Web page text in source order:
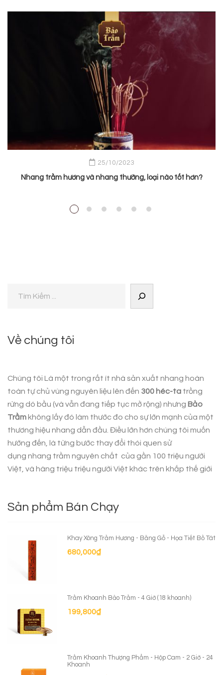
25/10/2023
Nhang trầm hương và nhang thường, loại nào tốt hơn?
Về chúng tôi
Chúng tôi Là một trong rất ít nhà sản xuất nhang hoàn
toàn tự chủ vùng nguyên liệu lên đến 300 héc-ta trồng
rừng dó bầu (và vẫn đang tiếp tục mở rộng) nhưng Bảo
Trầm không lấy đó làm thước đo cho sự lớn mạnh của một
thương hiệu nhang dẫn đầu. Điều lớn hơn chúng tôi muốn
hướng đến, là từng bước thay đổi thói quen sử
dụng nhang trầm nguyên chất của gần 100 triệu người
Việt, và hàng triệu triệu người Việt khác trên khắp thế giới
Sản phẩm Bán Chạy
Khay Xông Trầm Hương - Bằng Gỗ - Họa Tiết Bồ Tát
680,000₫
Trầm Khoanh Bảo Trầm - 4 Giờ (18 khoanh)
199,800₫
Trầm Khoanh Thượng Phẩm - Hộp Cam - 2 Giờ - 24
Khoanh